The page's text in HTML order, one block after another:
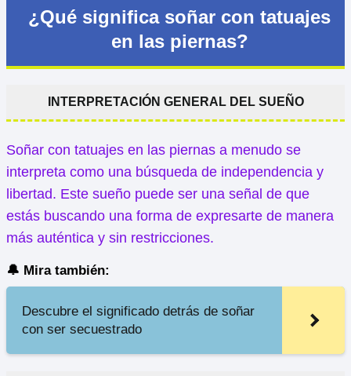
¿Qué significa soñar con tatuajes
en las piernas?
INTERPRETACIÓN GENERAL DEL SUEÑO
Soñar con tatuajes en las piernas a menudo se
interpreta como una búsqueda de independencia y
libertad. Este sueño puede ser una señal de que
estás buscando una forma de expresarte de manera
más auténtica y sin restricciones.
🔔 Mira también:
Descubre el significado detrás de soñar
con ser secuestrado